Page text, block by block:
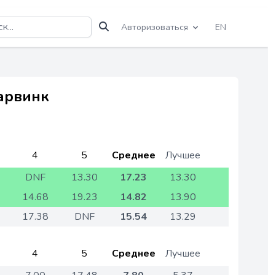
Авторизоваться EN
4 5 Среднее
Лучшее
DNF 13.30 17.23
13.30
14.68 19.23 14.82
13.90
17.38 DNF 15.54 13.29
4 5 Среднее
Лучшее